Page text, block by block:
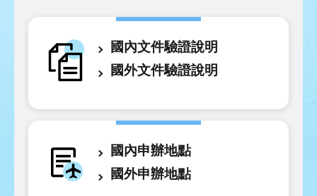
國內文件驗證說明
國外文件驗證說明
國內申辦地點
國外申辦地點